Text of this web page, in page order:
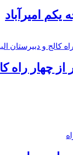
یکم امیرآباد
راه كالج و